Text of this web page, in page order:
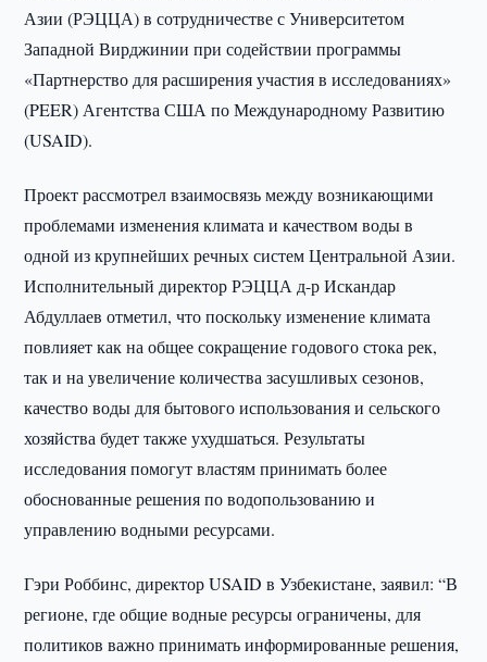
Азии (РЭЦЦА) в сотрудничестве с Университетом
Западной Вирджинии при содействии программы
«Партнерство для расширения участия в исследованиях»
(PEER) Агентства США по Международному Развитию
(USAID).
Проект рассмотрел взаимосвязь между возникающими
проблемами изменения климата и качеством воды в
одной из крупнейших речных систем Центральной Азии.
Исполнительный директор РЭЦЦА д-р Искандар
Абдуллаев отметил, что поскольку изменение климата
повлияет как на общее сокращение годового стока рек,
так и на увеличение количества засушливых сезонов,
качество воды для бытового использования и сельского
хозяйства будет также ухудшаться. Результаты
исследования помогут властям принимать более
обоснованные решения по водопользованию и
управлению водными ресурсами.
Гэри Роббинс, директор USAID в Узбекистане, заявил: “В
регионе, где общие водные ресурсы ограничены, для
политиков важно принимать информированные решения,